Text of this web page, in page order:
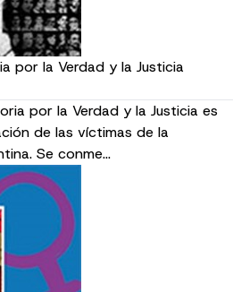
por la Verdad y la Justicia
por la Verdad y la Justicia es
de las víctimas de la
Se conme…